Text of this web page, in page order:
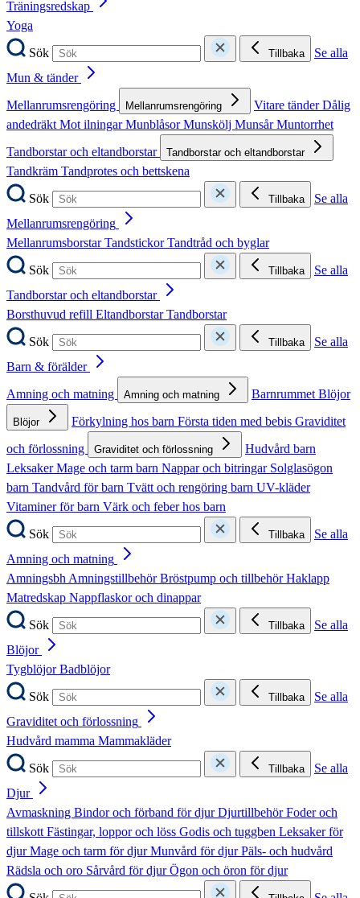
Träningsredskap
Yoga
Sök
Tillbaka
Se alla
Mun & tänder
Mellanrumsrengöring
Mellanrumsrengöring Vitare tänderDålig
andedräktMot ilningarMunblåsorMunskölj MunsårMuntorrhet
Tandborstar och eltandborstar
Tandborstar och eltandborstar
Tandkräm Tandprotes och bettskena
Sök
Tillbaka
Se alla
Mellanrumsrengöring
MellanrumsborstarTandstickorTandtråd och byglar
Sök
Tillbaka
Se alla
Tandborstar och eltandborstar
Borsthuvud refill EltandborstarTandborstar
Sök
Tillbaka
Se alla
Barn & förälder
Amning och matning
Amning och matning BarnrummetBlöjor
Blöjor Förkylning hos barn Första tiden med bebis Graviditet
och förlossning
Graviditet och förlossning
Hudvård barn
LeksakerMage och tarm barn Nappar och bitringar Solglasögon
barn Tandvård för barn Tvätt och rengöring barn UV-kläder
Vitaminer för barn Värk och feber hos barn
Sök
Tillbaka
Se alla
Amning och matning
AmningsbhAmningstillbehörBröstpump och tillbehörHaklapp
Matredskap Nappflaskor och dinappar
Sök
Tillbaka
Se alla
Blöjor
TygblöjorBadblöjor
Sök
Tillbaka
Se alla
Graviditet och förlossning
Hudvård mamma Mammakläder
Sök
Tillbaka
Se alla
Djur
Avmaskning Bindor och förband för djurDjurtillbehörFoder och
tillskottFästingar, loppor och löss Godis och tuggben Leksaker för
djurMage och tarm för djurMunvård för djurPäls- och hudvård
Rädsla och oro Sårvård för djurÖgon och öron för djur